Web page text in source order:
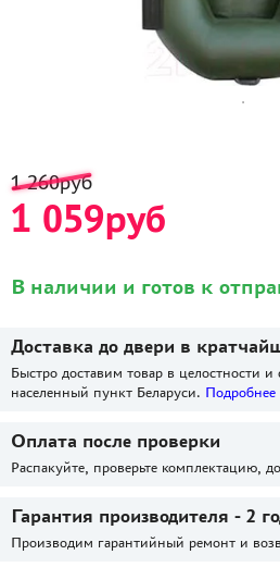
1 260руб
1 059руб
В наличии и готов к
Доставка до двери в
Быстро доставим товар в целостности
населенный пункт Беларуси. Подробнее
Оплата после проверки
Распакуйте, проверьте комплектацию,
Гарантия производителя - 2
Производим гарантийный ремонт и